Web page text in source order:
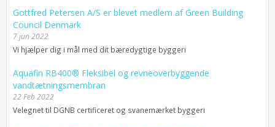
Gottfred Petersen A/S er blevet medlem af Green Building
Council Denmark
7 jun 2022
Vi hjælper dig i mål med dit bæredygtige byggeri
Aquafin RB400® Fleksibel og revneoverbyggende
vandtætningsmembran
22 Feb 2022
Velegnet til DGNB certificeret og svanemærket byggeri